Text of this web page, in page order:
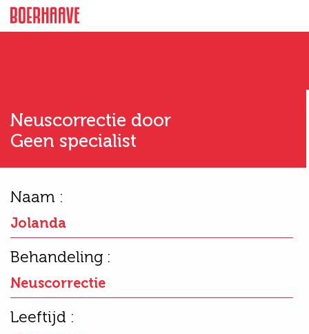
Neuscorrectie door
Geen specialist
Naam :
Jolanda
Behandeling :
Neuscorrectie
Leeftijd :